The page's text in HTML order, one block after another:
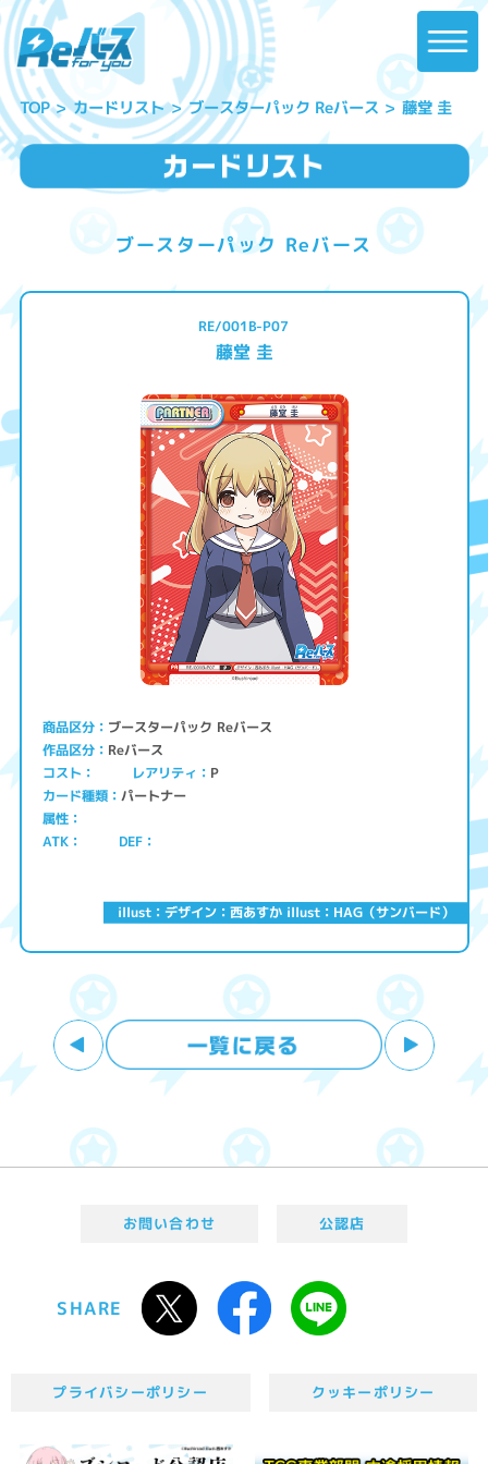
TOP カードリスト ブースターパック Reバース 藤堂 圭
ブースターパック Reバース
illust：デザイン：西あすか illust：HAG（サンバード）
RE/001B-P07
藤堂 圭
商品区分 ブースターパック Reバース
作品区分 Reバース
コスト レアリティ P
カード種類 パートナー
属性
ATK
DEF
お問い合わせ 公認店
SHARE
プライバシーポリシー クッキーポリシー